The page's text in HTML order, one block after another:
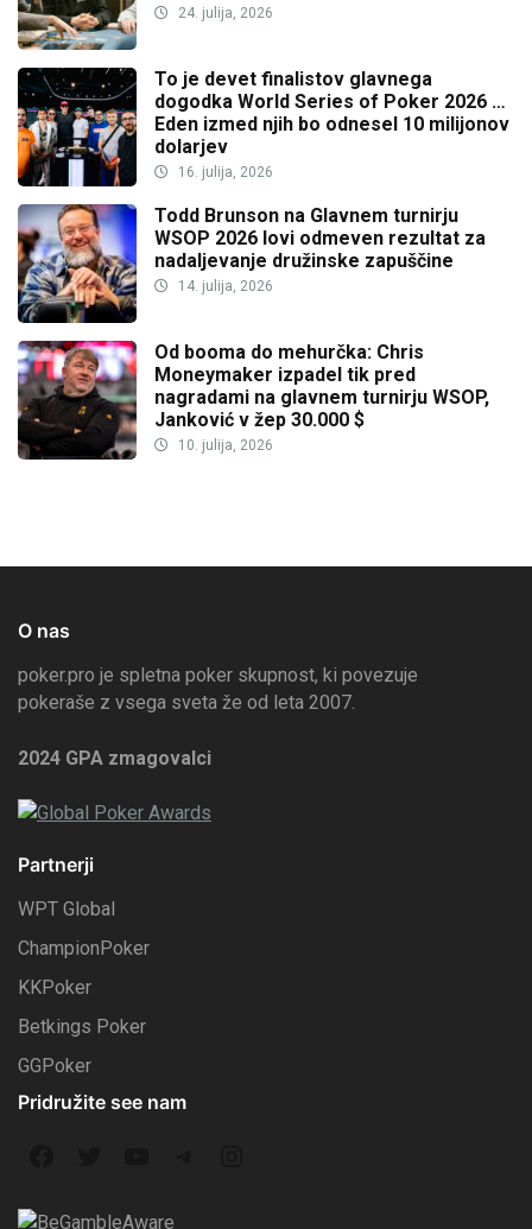
24. julija, 2026
To je devet finalistov glavnega
dogodka World Series of Poker 2026 …
Eden izmed njih bo odnesel 10 milijonov
dolarjev
16. julija, 2026
Todd Brunson na Glavnem turnirju
WSOP 2026 lovi odmeven rezultat za
nadaljevanje družinske zapuščine
14. julija, 2026
Od booma do mehurčka: Chris
Moneymaker izpadel tik pred
nagradami na glavnem turnirju WSOP,
Janković v žep 30.000 $
10. julija, 2026
O nas
poker.pro je spletna poker skupnost, ki povezuje
pokeraše z vsega sveta že od leta 2007.
2024 GPA zmagovalci
Partnerji
WPT Global
ChampionPoker
KKPoker
Betkings Poker
GGPoker
Pridružite see nam
a
w
o